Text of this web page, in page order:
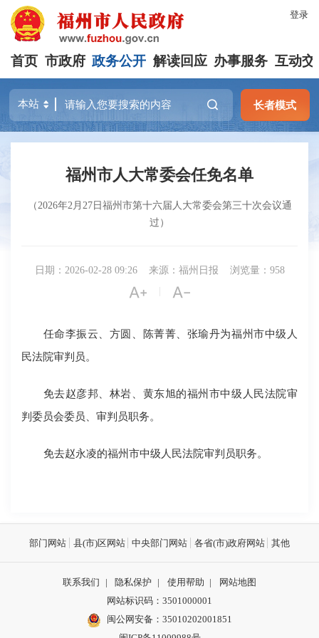
登录
首页 市政府 政务公开 解读回应 办事服务 互动交
长者模式
福州市人大常委会任免名单
（2026年2月27日福州市第十六届人大常委会第三十次会议通
过）
日期：2026-02-28 09:26 来源：福州日报 浏览量：958
 | 
任命李振云、方圆、陈菁菁、张瑜丹为福州市中级人
民法院审判员。
免去赵彦邦、林岩、黄东旭的福州市中级人民法院审
判委员会委员、审判员职务。
免去赵永凌的福州市中级人民法院审判员职务。
部门网站 县(市)区网站 中央部门网站 各省(市)政府网站 其他
联系我们 | 隐私保护 | 使用帮助 |
网站地图
网站标识码：3501000001
闽公网安备： 35010202001851